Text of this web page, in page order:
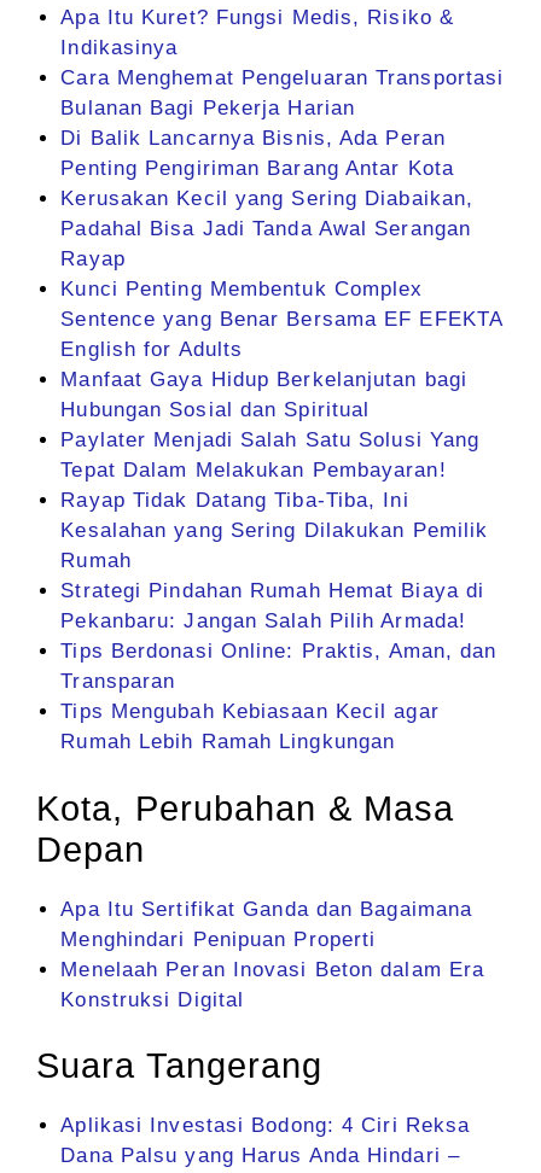
Apa Itu Kuret? Fungsi Medis, Risiko &
Indikasinya
Cara Menghemat Pengeluaran Transportasi
Bulanan Bagi Pekerja Harian
Di Balik Lancarnya Bisnis, Ada Peran
Penting Pengiriman Barang Antar Kota
Kerusakan Kecil yang Sering Diabaikan,
Padahal Bisa Jadi Tanda Awal Serangan
Rayap
Kunci Penting Membentuk Complex
Sentence yang Benar Bersama EF EFEKTA
English for Adults
Manfaat Gaya Hidup Berkelanjutan bagi
Hubungan Sosial dan Spiritual
Paylater Menjadi Salah Satu Solusi Yang
Tepat Dalam Melakukan Pembayaran!
Rayap Tidak Datang Tiba-Tiba, Ini
Kesalahan yang Sering Dilakukan Pemilik
Rumah
Strategi Pindahan Rumah Hemat Biaya di
Pekanbaru: Jangan Salah Pilih Armada!
Tips Berdonasi Online: Praktis, Aman, dan
Transparan
Tips Mengubah Kebiasaan Kecil agar
Rumah Lebih Ramah Lingkungan
Kota, Perubahan & Masa
Depan
Apa Itu Sertifikat Ganda dan Bagaimana
Menghindari Penipuan Properti
Menelaah Peran Inovasi Beton dalam Era
Konstruksi Digital
Suara Tangerang
Aplikasi Investasi Bodong: 4 Ciri Reksa
Dana Palsu yang Harus Anda Hindari –